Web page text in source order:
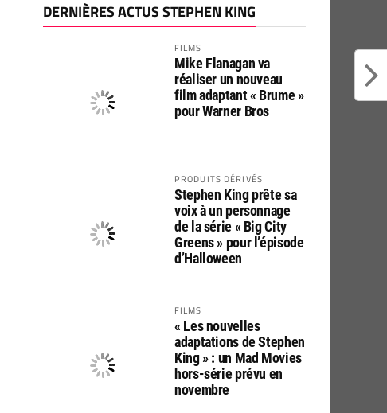
DERNIÈRES ACTUS STEPHEN KING
FILMS
Mike Flanagan va
réaliser un nouveau
film adaptant « Brume »
pour Warner Bros
PRODUITS DÉRIVÉS
Stephen King prête sa
voix à un personnage
de la série « Big City
Greens » pour l’épisode
d’Halloween
FILMS
« Les nouvelles
adaptations de Stephen
King » : un Mad Movies
hors-série prévu en
novembre